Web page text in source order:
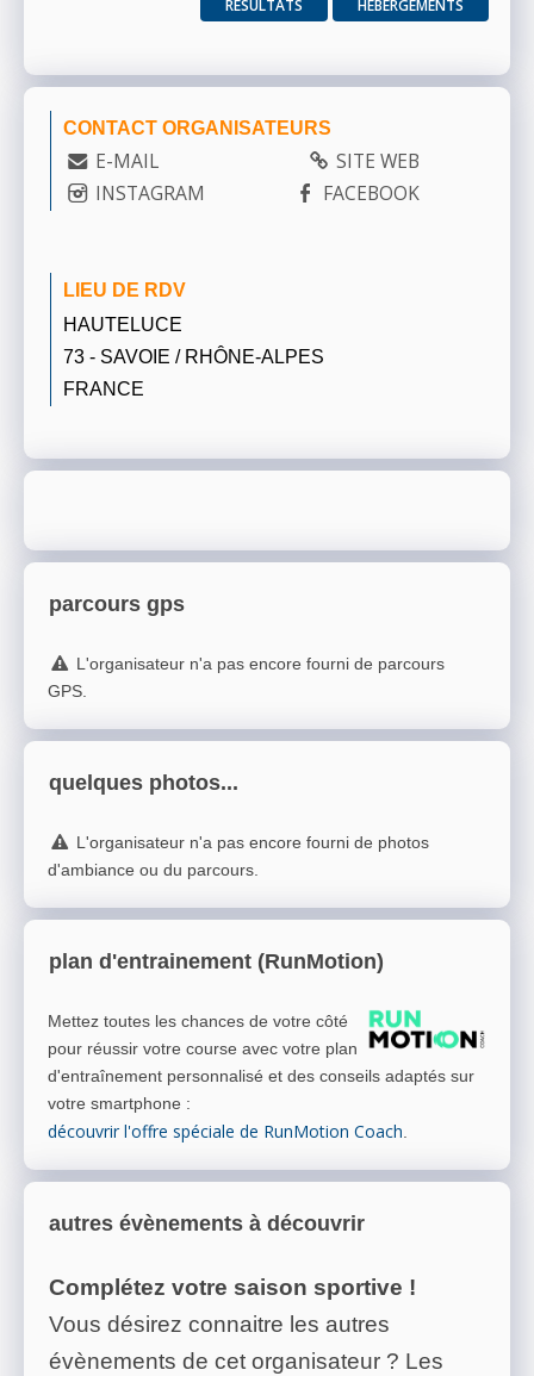
RÉSULTATS HÉBERGEMENTS
CONTACT ORGANISATEURS
E-MAIL
SITE WEB
INSTAGRAM
FACEBOOK
LIEU DE RDV
HAUTELUCE
73 - SAVOIE / RHÔNE-ALPES
FRANCE
parcours gps
L'organisateur n'a pas encore fourni de parcours
GPS.
quelques photos...
L'organisateur n'a pas encore fourni de photos
d'ambiance ou du parcours.
plan d'entrainement (RunMotion)
Mettez toutes les chances de votre côté
pour réussir votre course avec votre plan
d'entraînement personnalisé et des conseils adaptés sur
votre smartphone :
découvrir l'offre spéciale de RunMotion Coach.
autres évènements à découvrir
Complétez votre saison sportive !
Vous désirez connaitre les autres
évènements de cet organisateur ? Les